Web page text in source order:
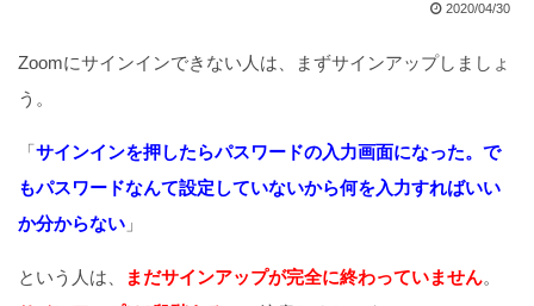
2020/04/30
Zoomにサインインできない人は、まずサインアップしましょ
う。
「サインインを押したらパスワードの入力画面になった。で
もパスワードなんて設定していないから何を入力すればいい
か分からない 」
という人は、 まだサインアップが完全に終わっていません。